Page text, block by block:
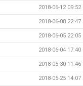
2018-06-12 09:52
2018-06-08 22:47
2018-06-05 22:05
2018-06-04 17:40
2018-05-30 11:46
2018-05-25 14:07